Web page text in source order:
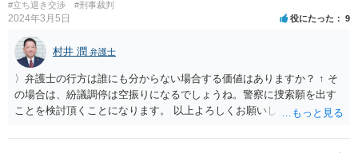
たときは、貸主は、契約の解除をすることができる。
#立ち退き交渉 #刑事裁判
2024年3月5日 役にたった 9
村井 潤 弁護士
〉弁護士の行方は誰にも分からない場合する価値はありますか？ ↑ そ
の場合は、紛議調停は空振りになるでしょうね。警察に捜索願を出す
ことを検討頂くことになります。 以上よろしくお願いします。同業者
了させてください。